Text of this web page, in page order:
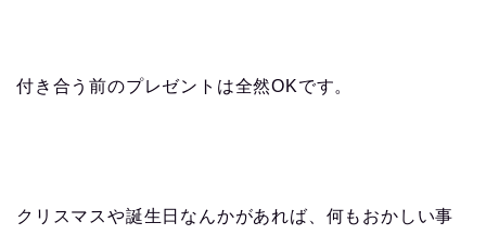
付き合う前のプレゼントは全然OKです。
クリスマスや誕生日なんかがあれば、何もおかしい事